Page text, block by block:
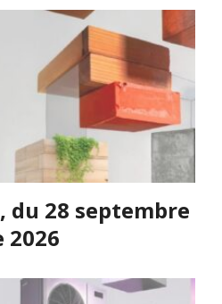
du 28 septembre
2026